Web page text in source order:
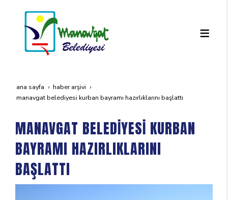
ana sayfa
haber arşivi
manavgat beledi̇yesi̇ kurban bayrami hazirliklarini başlatti
MANAVGAT BELEDİYESİ KURBAN
BAYRAMI HAZIRLIKLARINI
BAŞLATTI